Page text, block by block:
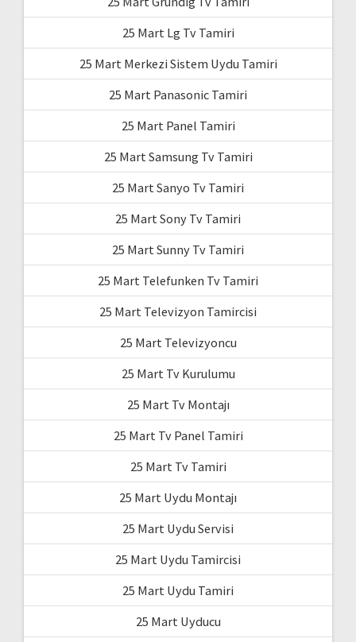
25 Mart Lg Tv Tamiri
25 Mart Merkezi Sistem Uydu Tamiri
25 Mart Panasonic Tamiri
25 Mart Panel Tamiri
25 Mart Samsung Tv Tamiri
25 Mart Sanyo Tv Tamiri
25 Mart Sony Tv Tamiri
25 Mart Sunny Tv Tamiri
25 Mart Telefunken Tv Tamiri
25 Mart Televizyon Tamircisi
25 Mart Televizyoncu
25 Mart Tv Kurulumu
25 Mart Tv Montajı
25 Mart Tv Panel Tamiri
25 Mart Tv Tamiri
25 Mart Uydu Montajı
25 Mart Uydu Servisi
25 Mart Uydu Tamircisi
25 Mart Uydu Tamiri
25 Mart Uyducu